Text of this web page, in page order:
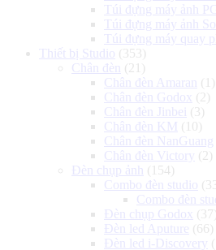
Túi đựng máy ảnh
Túi đựng máy ảnh
Túi đựng máy quay
Thiết bị Studio (353)
Chân đèn
(21)
Chân đèn Amaran
(1)
Chân đèn Godox (2)
Chân đèn Jinbei (3)
Chân đèn KM (10)
Chân đèn NanGuang
Chân đèn Victory (2)
Đèn chụp ảnh
(154)
Combo đèn studio
Combo đèn
Đèn chụp Godox (37)
Đèn led Aputure (66)
Đèn led i-Discovery